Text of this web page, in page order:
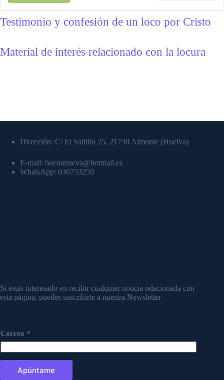
Testimonio y confesión de un loco por Cristo
Material de interés relacionado con la locura
Dirección: C/ El Saltillo 25, 21730 Almonte (Huelva)
E-mail: buenanueva@hotmail.es
WhatsApp: 636753259
Si estás interesado en recibir cualquier noticia relacionada con
esta página, puedes suscribirte a nuestra Newsletter
Correo *
Apúntame